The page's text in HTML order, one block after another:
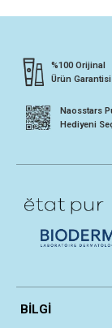
%100 Orijinal
Ürün Garantisi
Naosstars
Hediyeni
BİLGİ